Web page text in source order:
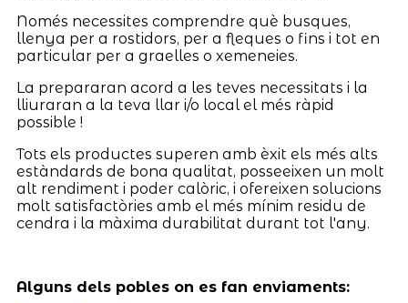
Només necessites comprendre què busques,
llenya per a rostidors, per a fleques o fins i tot en
particular per a graelles o xemeneies.
La prepararan acord a les teves necessitats i la
lliuraran a la teva llar i/o local el més ràpid
possible !
Tots els productes superen amb èxit els més alts
estàndards de bona qualitat, posseeixen un molt
alt rendiment i poder calòric, i ofereixen solucions
molt satisfactòries amb el més mínim residu de
cendra i la màxima durabilitat durant tot l'any.
Alguns dels pobles on es fan enviaments: